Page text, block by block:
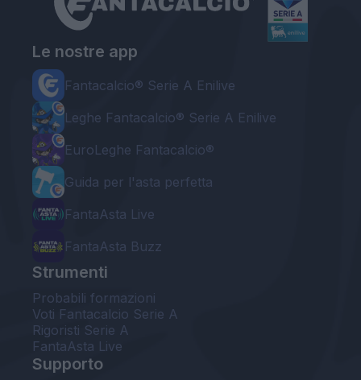
Le nostre app
Fantacalcio® Serie A Enilive
Leghe Fantacalcio® Serie A Enilive
EuroLeghe Fantacalcio®
Guida per l'asta perfetta
FantaAsta Live
FantaAsta Buzz
Strumenti
Probabili formazioni
Voti Fantacalcio Serie A
Rigoristi Serie A
FantaAsta Live
Supporto